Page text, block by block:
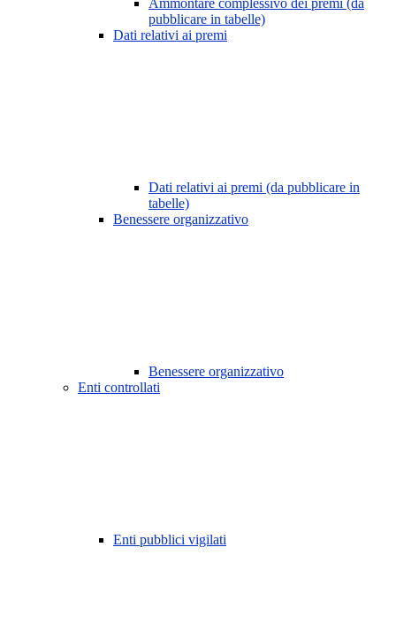
Ammontare complessivo dei premi (da
pubblicare in tabelle)
Dati relativi ai premi
Dati relativi ai premi (da pubblicare in
tabelle)
Benessere organizzativo
Benessere organizzativo
Enti controllati
Enti pubblici vigilati